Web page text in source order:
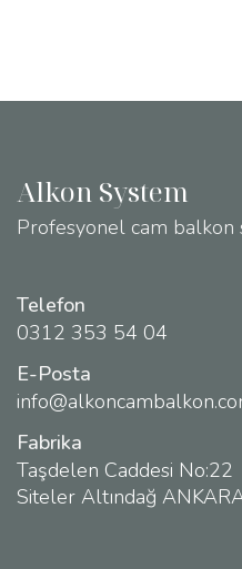
Alkon System
Profesyonel cam balkon
Telefon
0312 353 54 04
E-Posta
Fabrika
Taşdelen Caddesi No:22
Siteler Altındağ